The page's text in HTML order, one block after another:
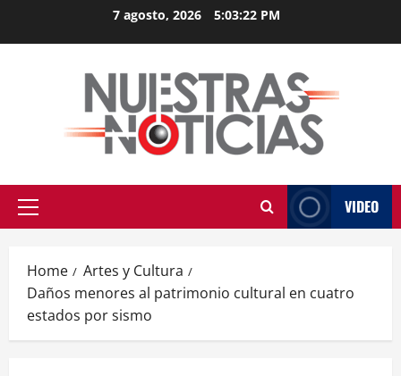
7 agosto, 2026 5:03:23 PM
Primary
VIDEO
Home
Artes y Cultura
Daños menores al patrimonio cultural en cuatro
estados por sismo